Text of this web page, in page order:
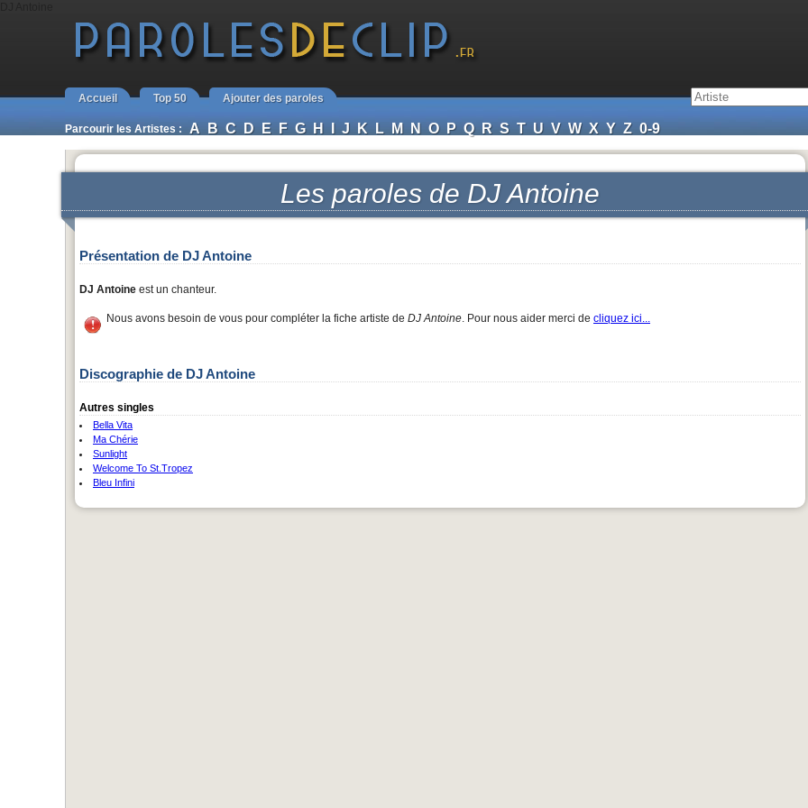
Accueil Top 50 Ajouter des paroles
Parcourir les Artistes : A B C D E F G H I J K L M N O P Q R S T U V W X Y Z 0-9
Les paroles de DJ Antoine
Présentation de DJ Antoine
DJ Antoine est un chanteur.
Nous avons besoin de vous pour compléter la fiche artiste de DJ Antoine. Pour nous aider merci de cliquez ici...
Discographie de DJ Antoine
Autres singles
Bella Vita
Ma Chérie
Sunlight
Welcome To St.Tropez
Bleu Infini